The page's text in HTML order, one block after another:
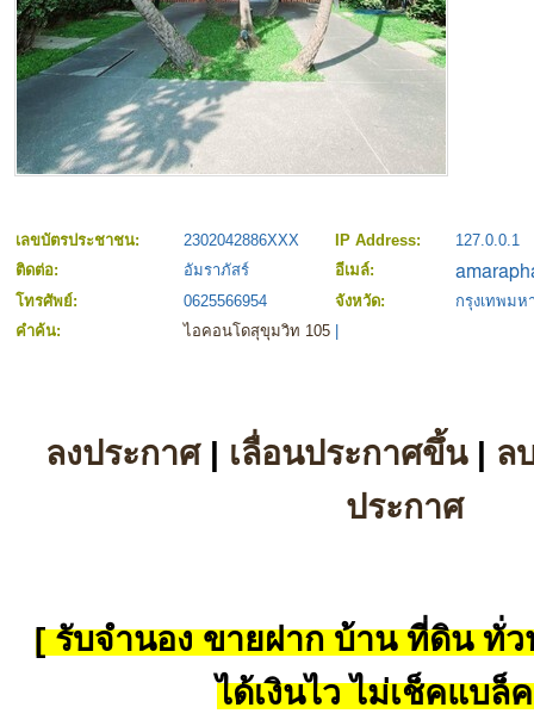
เลขบัตรประชาชน: 2302042886XXX IP Address:
127.0.0.1
ติดต่อ:
อัมราภัสร์
อีเมล์:
โทรศัพย์:
0625566954 จังหวัด:
กรุงเทพมห
คำค้น:
ไอคอนโดสุขุมวิท 105
ลงประกาศ| เลื่อนประกาศขึ้น| ล
ประกาศ
[ รับจำนอง ขายฝาก บ้าน ที่ดิน ทั่ว
ได้เงินไว ไม่เช็คแบล็